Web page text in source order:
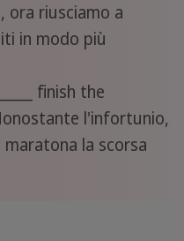
ora riusciamo a
in modo più
finish the
l'infortunio,
la scorsa